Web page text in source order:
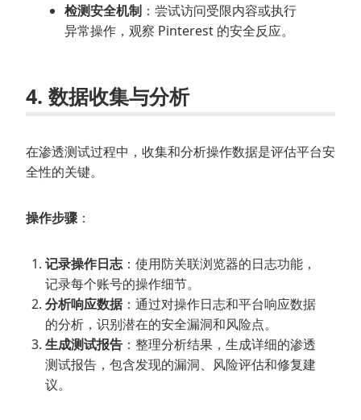
检测安全机制 ：尝试访问受限内容或执行
异常操作，观察 Pinterest 的安全反应。
4. 数据收集与分析
在渗透测试过程中，收集和分析操作数据是评估平台安
全性的关键。
操作步骤：
记录操作日志：使用防关联浏览器的日志功能，
记录每个账号的操作细节。
分析响应数据：通过对操作日志和平台响应数据
的分析，识别潜在的安全漏洞和风险点。
生成测试报告 ：整理分析结果，生成详细的渗透
测试报告，包含发现的漏洞、风险评估和修复建
议。